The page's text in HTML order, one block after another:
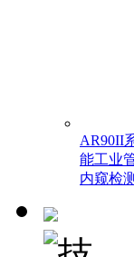
AR90II
能工业
内窥检